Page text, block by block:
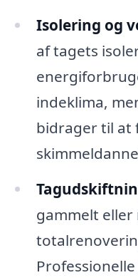
Isolering og
af tagets
indeklima,
bidrager til at
gammelt eller